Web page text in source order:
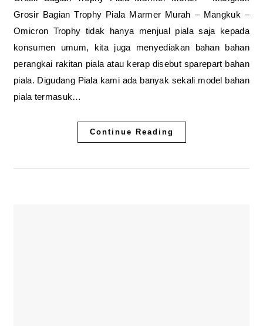
Grosir Bagian Trophy Piala Marmer Murah – Mangkuk –
Omicron Trophy tidak hanya menjual piala saja kepada
konsumen umum, kita juga menyediakan bahan bahan
perangkai rakitan piala atau kerap disebut sparepart bahan
piala. Digudang Piala kami ada banyak sekali model bahan
piala termasuk…
Continue Reading